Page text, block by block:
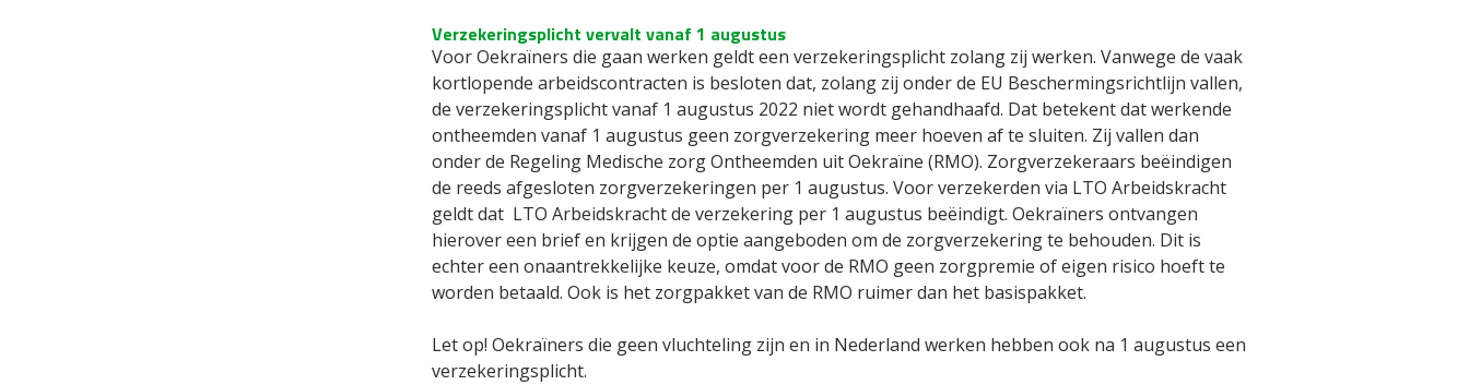
Verzekeringsplicht vervalt vanaf 1 augustus
Voor Oekraïners die gaan werken geldt een verzekeringsplicht zolang zij werken. Vanwege de vaak
kortlopende arbeidscontracten is besloten dat, zolang zij onder de EU Beschermingsrichtlijn vallen,
de verzekeringsplicht vanaf 1 augustus 2022 niet wordt gehandhaafd. Dat betekent dat werkende
ontheemden vanaf 1 augustus geen zorgverzekering meer hoeven af te sluiten. Zij vallen dan
onder de Regeling Medische zorg Ontheemden uit Oekraïne (RMO). Zorgverzekeraars beëindigen
de reeds afgesloten zorgverzekeringen per 1 augustus. Voor verzekerden via LTO Arbeidskracht
geldt dat LTO Arbeidskracht de verzekering per 1 augustus beëindigt. Oekraïners ontvangen
hierover een brief en krijgen de optie aangeboden om de zorgverzekering te behouden. Dit is
echter een onaantrekkelijke keuze, omdat voor de RMO geen zorgpremie of eigen risico hoeft te
worden betaald. Ook is het zorgpakket van de RMO ruimer dan het basispakket.
Let op! Oekraïners die geen vluchteling zijn en in Nederland werken hebben ook na 1 augustus een
verzekeringsplicht.